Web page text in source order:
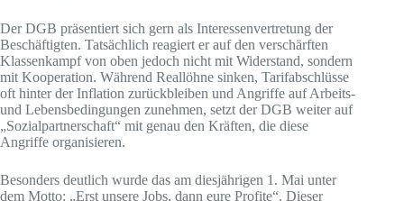
Der DGB präsentiert sich gern als Interessenvertretung der
Beschäftigten. Tatsächlich reagiert er auf den verschärften
Klassenkampf von oben jedoch nicht mit Widerstand, sondern
mit Kooperation. Während Reallöhne sinken, Tarifabschlüsse
oft hinter der Inflation zurückbleiben und Angriffe auf Arbeits-
und Lebensbedingungen zunehmen, setzt der DGB weiter auf
„Sozialpartnerschaft“ mit genau den Kräften, die diese
Angriffe organisieren.
Besonders deutlich wurde das am diesjährigen 1. Mai unter
dem Motto: „Erst unsere Jobs, dann eure Profite“. Dieser